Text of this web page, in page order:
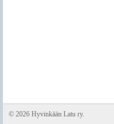
© 2026 Hyvinkään Latu ry.